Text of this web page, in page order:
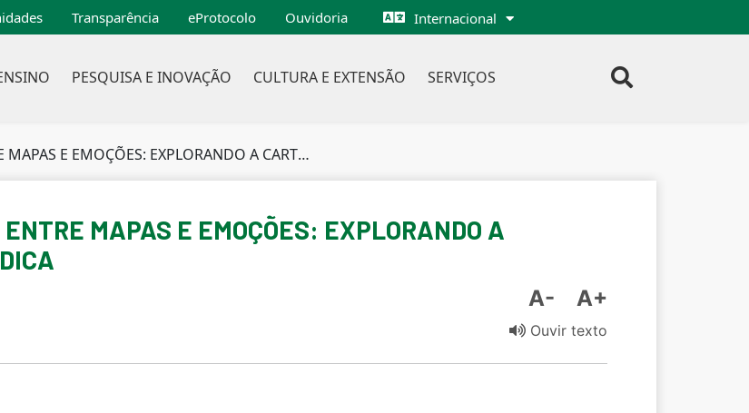
Transparência eProtocolo Ouvidoria Internacional
PESQUISA E INOVAÇÃO CULTURA E EXTENSÃO SERVIÇOS
EXPLORANDO A CARTOGRAFIA AFETIVA E LÚDICA
MAPAS E EMOÇÕES: EXPLORANDO A
A- A+
Ouvir texto